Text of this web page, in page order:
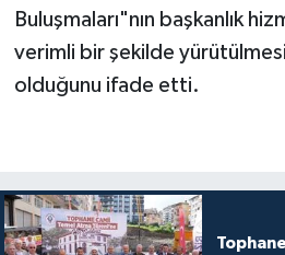
Buluşmaları"nın başkanlık
verimli bir şekilde yürütülmesi
olduğunu ifade etti.
Mardin Müftülüğü
Mersin Müftülüğü
Muş Müftülüğü